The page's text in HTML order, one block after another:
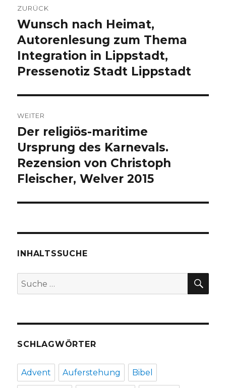
ZURÜCK
Vorheriger
Beitrag:
Wunsch nach Heimat,
Autorenlesung zum Thema
Integration in Lippstadt,
Pressenotiz Stadt Lippstadt
WEITER
Nächster
Beitrag:
Der religiös-maritime
Ursprung des Karnevals.
Rezension von Christoph
Fleischer, Welver 2015
INHALTSSUCHE
Suche
nach:
SCHLAGWÖRTER
Advent Auferstehung Bibel